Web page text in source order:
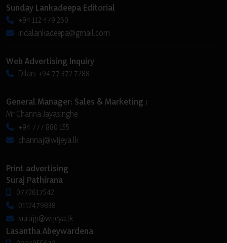
Sunday Lankadeepa Editorial
+94 112 479 260
iridalankadeepa@gmail.com
Web Advertising Inquiry
Dilan: +94 77 372 7288
General Manager: Sales & Marketing :
Mr Channa Jayasinghe
+94 777 880 155
channaj@wijeya.lk
Print advertising
Suraj Pathirana
0772617542
0112479838
surajp@wijeya.lk
Lasantha Abeywardena